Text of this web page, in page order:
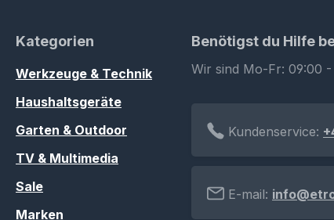
Kategorien
Werkzeuge & Technik
Haushaltsgeräte
Garten & Outdoor
TV & Multimedia
Sale
Marken
Benötigst du Hilfe
Wir sind Mo-Fr: 09:00
Kundenservice:
E-mail: